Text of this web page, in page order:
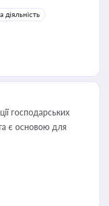
діяльність
господарських
є основою для